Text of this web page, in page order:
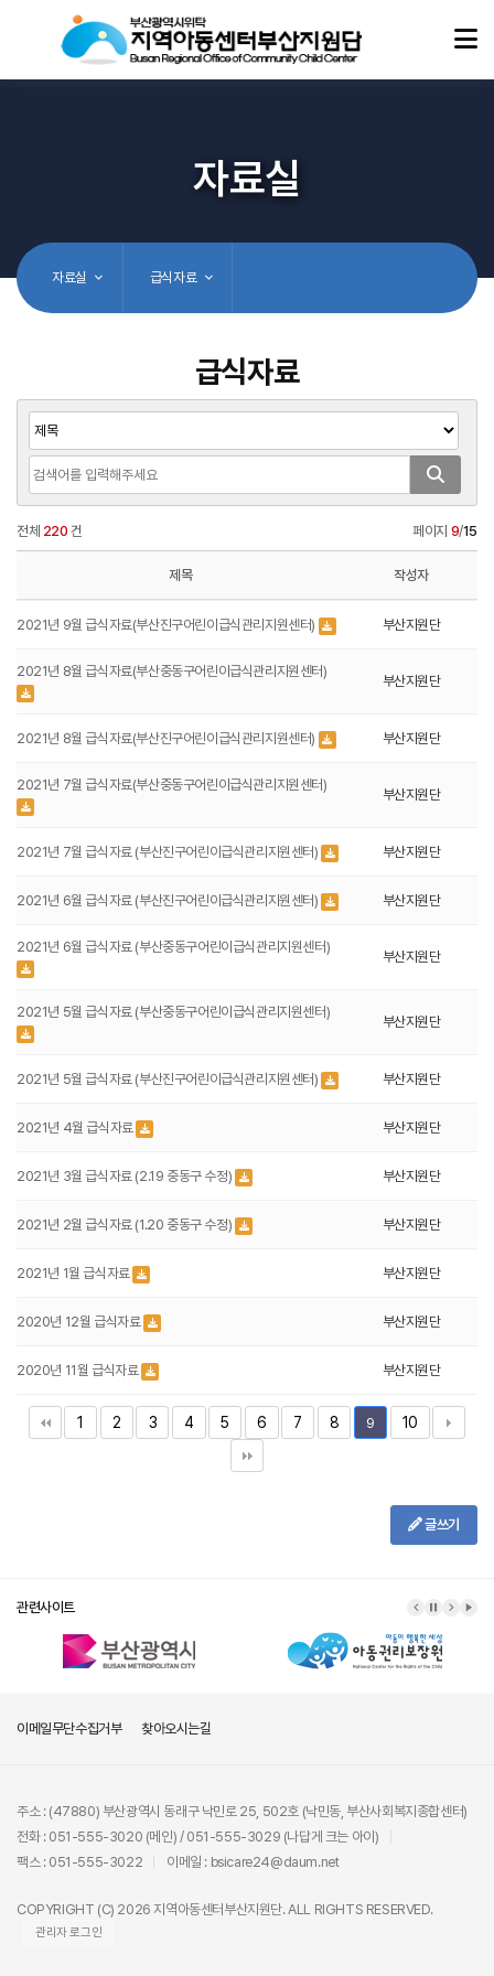
자료실
자료실 급식자료
급식자료
전체 220 건 페이지 9/15
제목 작성자
2021년 9월 급식자료(부산진구어린이급식관리지원센터) 부산지원단
2021년 8월 급식자료(부산중동구어린이급식관리지원센터)
부산지원단
2021년 8월 급식자료(부산진구어린이급식관리지원센터) 부산지원단
2021년 7월 급식자료(부산중동구어린이급식관리지원센터)
부산지원단
2021년 7월 급식자료 (부산진구어린이급식관리지원센터) 부산지원단
2021년 6월 급식자료 (부산진구어린이급식관리지원센터) 부산지원단
2021년 6월 급식자료 (부산중동구어린이급식관리지원센터)
부산지원단
2021년 5월 급식자료 (부산중동구어린이급식관리지원센터)
부산지원단
2021년 5월 급식자료 (부산진구어린이급식관리지원센터) 부산지원단
2021년 4월 급식자료 부산지원단
2021년 3월 급식자료 (2.19 중동구 수정) 부산지원단
2021년 2월 급식자료 (1.20 중동구 수정) 부산지원단
2021년 1월 급식자료 부산지원단
2020년 12월 급식자료 부산지원단
2020년 11월 급식자료 부산지원단
1 2 3 4 5 6 7 8 9 10
글쓰기
관련사이트
이메일무단수집거부 찾아오시는길
주소 : (47880) 부산광역시 동래구 낙민로 25, 502호 (낙민동, 부산사회복지종합센터)
전화 : 051-555-3020 (메인) / 051-555-3029 (나답게 크는 아이)
팩스 : 051-555-3022
이메일 : bsicare24@daum.net
COPYRIGHT (C) 2026 지역아동센터부산지원단. ALL RIGHTS RESERVED.
관리자 로그인